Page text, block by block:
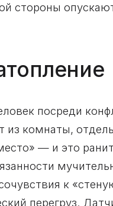
стороны
посреди
комнаты,
— и это
к
перегруз.